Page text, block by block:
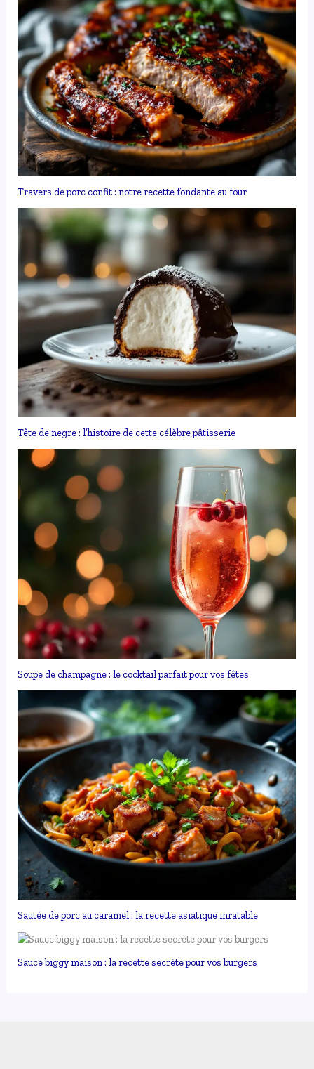
Travers de porc confit : notre recette fondante au four
Tête de negre : l’histoire de cette célèbre pâtisserie
Soupe de champagne : le cocktail parfait pour vos fêtes
Sautée de porc au caramel : la recette asiatique inratable
Sauce biggy maison : la recette secrète pour vos burgers